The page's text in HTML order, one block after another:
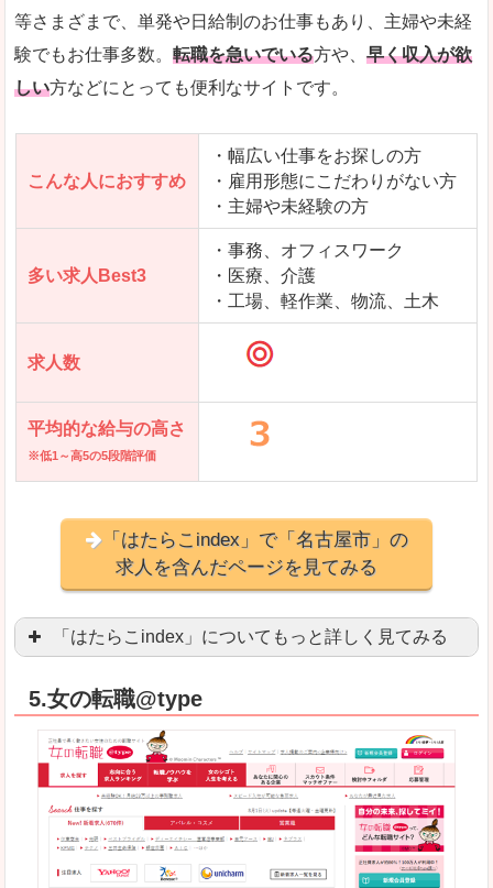
市」の
求人を含んだページを見てみる
等さまざまで、単発や日給制のお仕事もあり、主婦や未経
験でもお仕事多数。 転職を急いでいる方や、 早く収入が欲
しい方などにとっても便利なサイトです。
こんな人におすすめ
・幅広い仕事をお探しの方
・雇用形態にこだわりがない方
・主婦や未経験の方
多い求人Best3
・事務、オフィスワーク
・医療、介護
・工場、軽作業、物流、土木
求人数
平均的な給与の高さ
※低1～高5の5段階評価
「はたらこindex」で「名古屋市」の
求人を含んだページを見てみる
「はたらこindex」についてもっと詳しく見てみる
良いところ
求人が毎時更新されます！（他社求人サイトは週
希望職種の平均時給が瞬時にわかります。アルバ
求人数が多すぎて、逆に絞り込みに悩んだり、迷
5.女の転職@type